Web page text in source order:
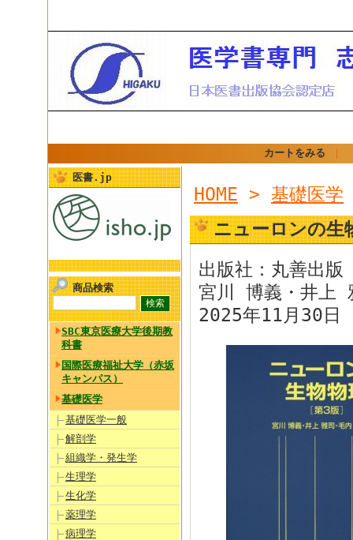
カートをみる
医書.jp
商品検索
SBC東京医療大学後期教
科書
国際医療福祉大学（赤坂
キャンパス）
基礎医学
基礎医学一般
解剖学
組織学・発生学
生理学
生化学
薬理学
病理学
HOME > 基礎医学
ニューロンの
出版社：丸善出版
宮川 博義・井上
2025年11月30日